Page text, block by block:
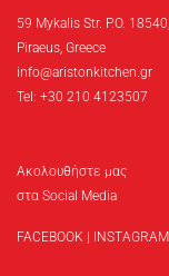
59 Mykalis Str. P.O. 18540,
Piraeus, Greece
info@aristonkitchen.gr
Tel: +30 210 4123507
Ακολουθήστε μας
στα Social Media
FACEBOOK INSTAGRAM